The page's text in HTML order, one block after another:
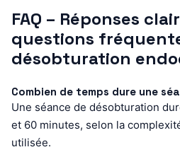
FAQ – Réponses
questions
désobturation
Combien de temps dure une
Une séance de désobturation
et 60 minutes, selon la
utilisée.